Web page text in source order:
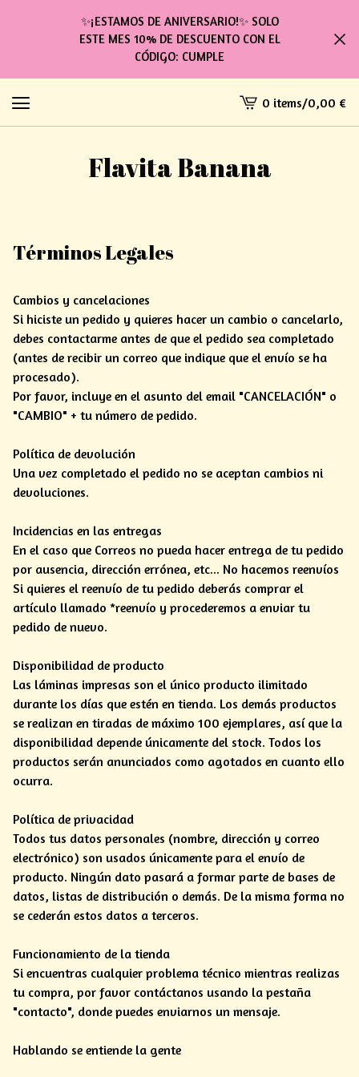
✨¡ESTAMOS DE ANIVERSARIO!✨ SOLO
ESTE MES 10% DE DESCUENTO CON EL
CÓDIGO: CUMPLE
View
cart
0 items/0,00 €
Flavita Banana
Términos Legales
Cambios y cancelaciones
Si hiciste un pedido y quieres hacer un cambio o cancelarlo,
debes contactarme antes de que el pedido sea completado
(antes de recibir un correo que indique que el envío se ha
procesado).
Por favor, incluye en el asunto del email "CANCELACIÓN" o
"CAMBIO" + tu número de pedido.
Política de devolución
Una vez completado el pedido no se aceptan cambios ni
devoluciones.
Incidencias en las entregas
En el caso que Correos no pueda hacer entrega de tu pedido
por ausencia, dirección errónea, etc... No hacemos reenvíos
Si quieres el reenvío de tu pedido deberás comprar el
artículo llamado *reenvío y procederemos a enviar tu
pedido de nuevo.
Disponibilidad de producto
Las láminas impresas son el único producto ilimitado
durante los días que estén en tienda. Los demás productos
se realizan en tiradas de máximo 100 ejemplares, así que la
disponibilidad depende únicamente del stock. Todos los
productos serán anunciados como agotados en cuanto ello
ocurra.
Política de privacidad
Todos tus datos personales (nombre, dirección y correo
electrónico) son usados únicamente para el envío de
producto. Ningún dato pasará a formar parte de bases de
datos, listas de distribución o demás. De la misma forma no
se cederán estos datos a terceros.
Funcionamiento de la tienda
Si encuentras cualquier problema técnico mientras realizas
tu compra, por favor contáctanos usando la pestaña
"contacto", donde puedes enviarnos un mensaje.
Hablando se entiende la gente